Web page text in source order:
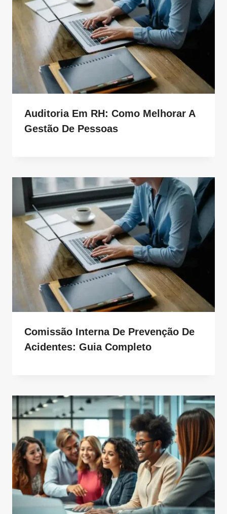
Auditoria Em RH: Como Melhorar A
Gestão De Pessoas
Comissão Interna De Prevenção De
Acidentes: Guia Completo